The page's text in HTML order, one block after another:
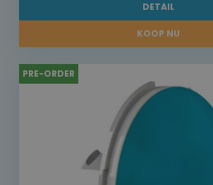
DETAIL
KOOP NU
PRE-ORDER